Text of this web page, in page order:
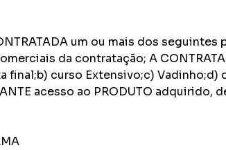
um ou mais dos
da contratação; A
final;b) curso Extensivo;c) Vadinho;d)
acesso ao PRODUTO